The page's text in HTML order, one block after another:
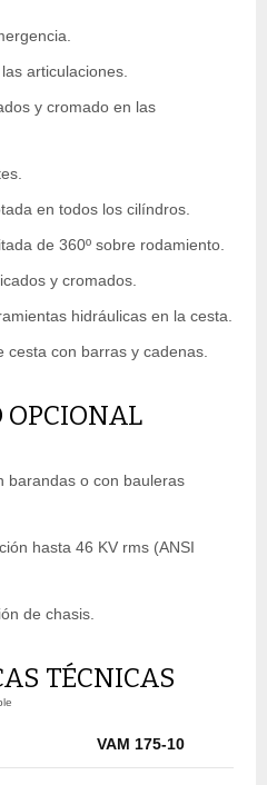
articulaciones.
y cromado en las
en todos los cilíndros.
de 360º sobre rodamiento.
y cromados.
hidráulicas en la cesta.
cesta con barras y cadenas.
OPCIONAL
barandas o con bauleras
hasta 46 KV rms (ANSI
de chasis.
TÉCNICAS
VAM 175-10